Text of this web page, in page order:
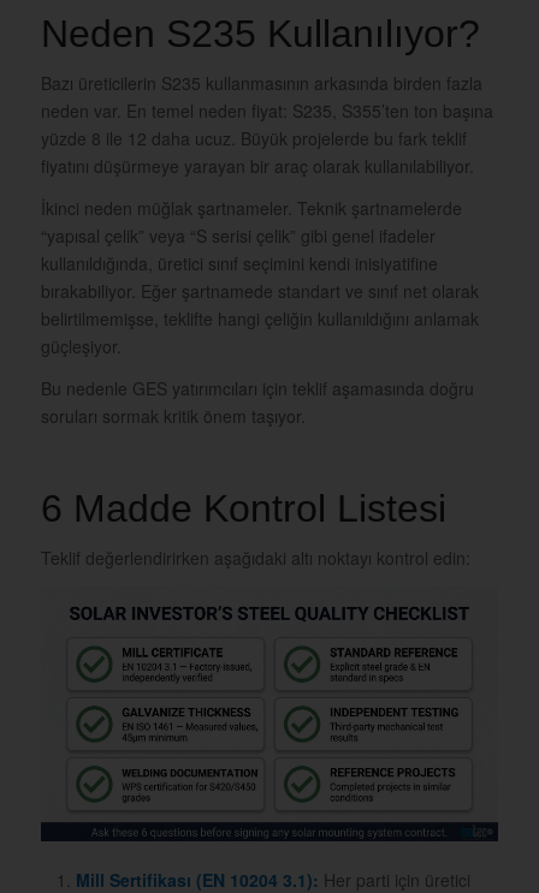
Neden S235 Kullanılıyor?
Bazı üreticilerin S235 kullanmasının arkasında birden fazla
neden var. En temel neden fiyat: S235, S355’ten ton başına
yüzde 8 ile 12 daha ucuz. Büyük projelerde bu fark teklif
fiyatını düşürmeye yarayan bir araç olarak kullanılabiliyor.
İkinci neden müğlak şartnameler. Teknik şartnamelerde
“yapısal çelik” veya “S serisi çelik” gibi genel ifadeler
kullanıldığında, üretici sınıf seçimini kendi inisiyatifine
bırakabiliyor. Eğer şartnamede standart ve sınıf net olarak
belirtilmemişse, teklifte hangi çeliğin kullanıldığını anlamak
güçleşiyor.
Bu nedenle GES yatırımcıları için teklif aşamasında doğru
soruları sormak kritik önem taşıyor.
6 Madde Kontrol Listesi
Teklif değerlendirirken aşağıdaki altı noktayı kontrol edin:
Mill Sertifikası (EN 10204 3.1): Her parti için üretici